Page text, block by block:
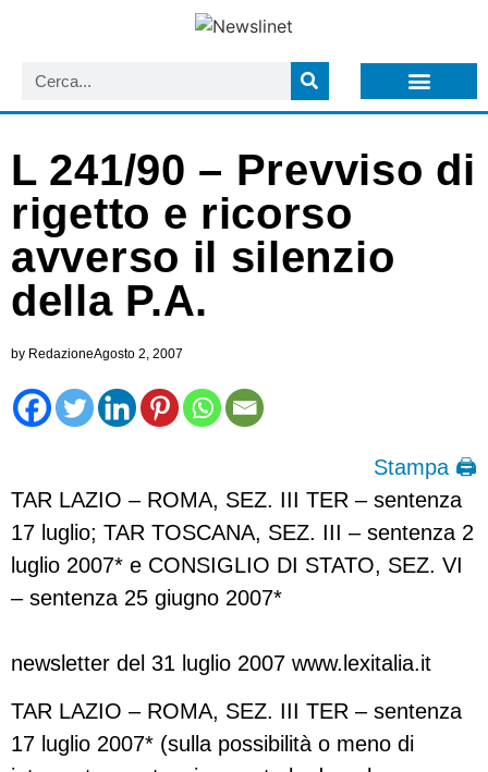
L 241/90 – Prevviso di
rigetto e ricorso
avverso il silenzio
della P.A.
by RedazioneAgosto 2, 2007
Stampa 🖨
TAR LAZIO – ROMA, SEZ. III TER – sentenza
17 luglio; TAR TOSCANA, SEZ. III – sentenza 2
luglio 2007* e CONSIGLIO DI STATO, SEZ. VI
– sentenza 25 giugno 2007*
newsletter del 31 luglio 2007 www.lexitalia.it
TAR LAZIO – ROMA, SEZ. III TER – sentenza
17 luglio 2007* (sulla possibilità o meno di